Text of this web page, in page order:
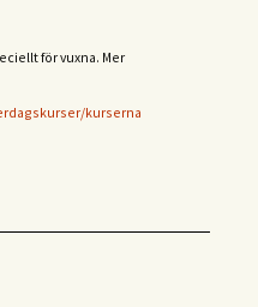
för vuxna. Mer
kurserna